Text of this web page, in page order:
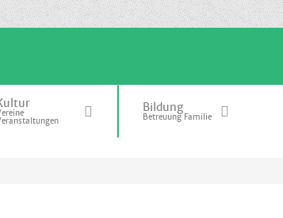
Bildung
Betreuung Familie